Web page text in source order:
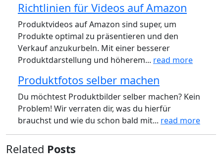
Richtlinien für Videos auf Amazon
Produktvideos auf Amazon sind super, um
Produkte optimal zu präsentieren und den
Verkauf anzukurbeln. Mit einer besserer
Produktdarstellung und höherem... read more
Produktfotos selber machen
Du möchtest Produktbilder selber machen? Kein
Problem! Wir verraten dir, was du hierfür
brauchst und wie du schon bald mit... read more
Related Posts